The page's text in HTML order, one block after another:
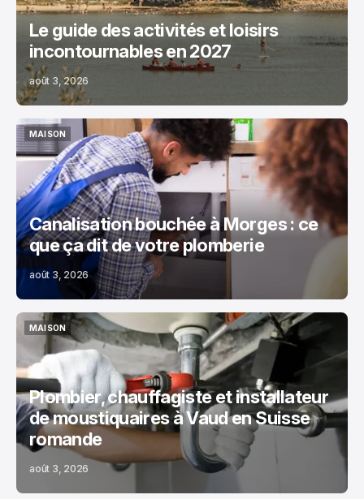
Le guide des activités et loisirs
incontournables en 2027
août 3, 2026
MAISON
MAISON
Canalisation bouchée à Morges : ce
que ça dit de votre plomberie
août 3, 2026
MAISON
MAISON
Plombier, chauffagiste et installateur
de moustiquaires à Vaud en Suisse
romande
août 3, 2026